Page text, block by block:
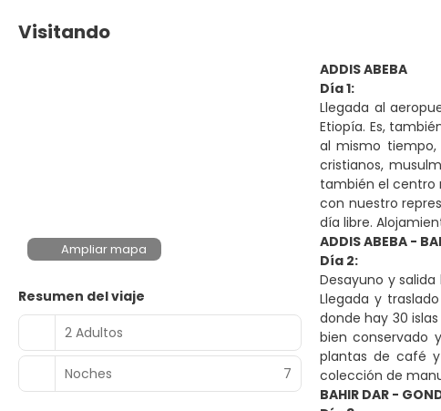
Visitando
Ampliar mapa
Resumen del viaje
2 Adultos
Noches 7
ADDIS ABEBA
Día 1:
Llegada al
Etiopía. Es,
al mismo tiempo,
cristianos,
también el centro
con nuestro
día libre.
ADDIS ABEBA -
Día 2:
Desayuno y
Llegada y
donde hay 30
bien conservado
plantas de café
colección de
BAHIR DAR -